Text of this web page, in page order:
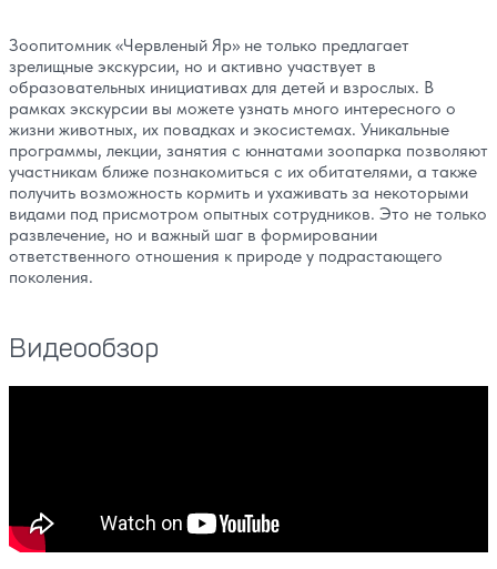
Зоопитомник «Червленый Яр» не только предлагает
зрелищные экскурсии, но и активно участвует в
образовательных инициативах для детей и взрослых. В
рамках экскурсии вы можете узнать много интересного о
жизни животных, их повадках и экосистемах. Уникальные
программы, лекции, занятия с юннатами зоопарка позволяют
участникам ближе познакомиться с их обитателями, а также
получить возможность кормить и ухаживать за некоторыми
видами под присмотром опытных сотрудников. Это не только
развлечение, но и важный шаг в формировании
ответственного отношения к природе у подрастающего
поколения.
Видеообзор